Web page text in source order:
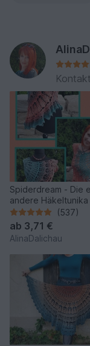
Kontakt
Spiderdream - Die
andere Häkeltunika
(537)
ab 3,71 €
AlinaDalichau